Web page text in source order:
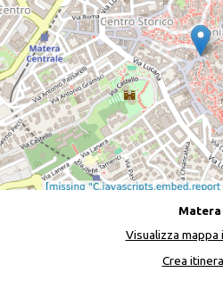
Matera
Visualizza mappa
Crea